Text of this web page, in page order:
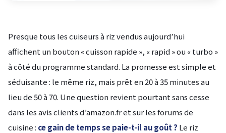
Presque tous les cuiseurs à riz vendus aujourd’hui
affichent un bouton « cuisson rapide », « rapid » ou « turbo »
à côté du programme standard. La promesse est simple et
séduisante : le même riz, mais prêt en 20 à 35 minutes au
lieu de 50 à 70. Une question revient pourtant sans cesse
dans les avis clients d’amazon.fr et sur les forums de
cuisine : ce gain de temps se paie-t-il au goût ? Le riz